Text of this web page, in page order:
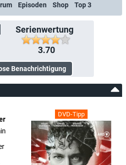
Episoden Shop Top 3
Serienwertung
3.70
DVD-Tipp